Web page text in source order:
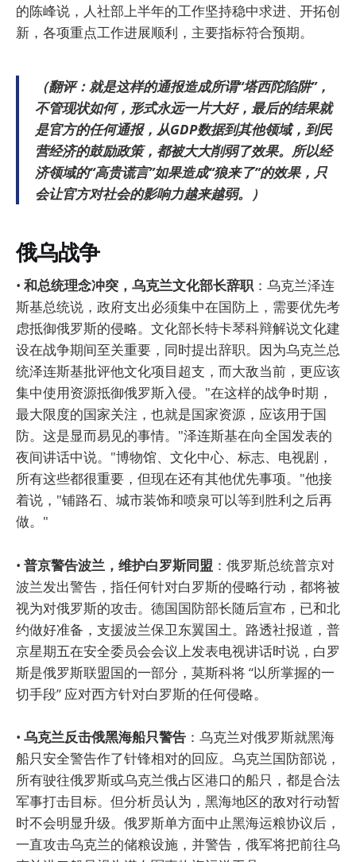
的陈峰说，人社部上半年的工作坚持稳中求进、开拓创
新，各项重点工作进展顺利，主要指标符合预期。
（翻评：就是这样的通报造成所谓“塔西陀陷阱”，
不管现状如何，形式永远一片大好，最后的结果就
是官方的任何通报，从GDP数据到其他领域，到民
营经济的鼓励政策，都被大大削弱了效果。所以经
济领域的“高贵谎言”如果造成“狼来了”的效果，只
会让官方对社会的影响力越来越弱。）
俄乌战争
• 和总统理念冲突，乌克兰文化部长辞职 ：乌克兰泽连
斯基总统说，政府支出必须集中在国防上，需要优先考
虑抵御俄罗斯的侵略。文化部长特卡琴科辩解说文化建
设在战争期间至关重要，同时提出辞职。因为乌克兰总
统泽连斯基批评他文化项目超支，而大敌当前，更应该
集中使用资源抵御俄罗斯入侵。"在这样的战争时期，
最大限度的国家关注，也就是国家资源，应该用于国
防。这是显而易见的事情。"泽连斯基在向全国发表的
夜间讲话中说。"博物馆、文化中心、标志、电视剧，
所有这些都很重要，但现在还有其他优先事项。"他接
着说，"铺路石、城市装饰和喷泉可以等到胜利之后再
做。"
• 普京警告波兰，维护白罗斯同盟 ：俄罗斯总统普京对
波兰发出警告，指任何针对白罗斯的侵略行动，都将被
视为对俄罗斯的攻击。德国国防部长随后宣布，已和北
约做好准备，支援波兰保卫东翼国土。路透社报道，普
京星期五在安全委员会会议上发表电视讲话时说，白罗
斯是俄罗斯联盟国的一部分，莫斯科将 “以所掌握的一
切手段” 应对西方针对白罗斯的任何侵略。
• 乌克兰反击俄黑海船只警告 ：乌克兰对俄罗斯就黑海
船只安全警告作了针锋相对的回应。乌克兰国防部说，
所有驶往俄罗斯或乌克兰俄占区港口的船只，都是合法
军事打击目标。但分析员认为，黑海地区的敌对行动暂
时不会明显升级。俄罗斯单方面中止黑海运粮协议后，
一直攻击乌克兰的储粮设施，并警告，俄军将把前往乌